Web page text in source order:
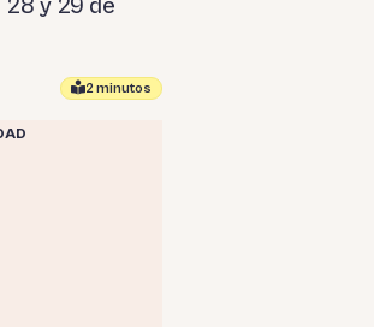
28 y 29 de
2 minutos